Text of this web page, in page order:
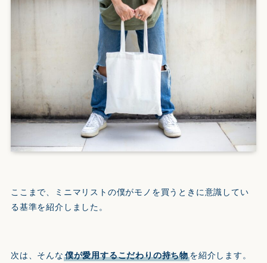
ここまで、ミニマリストの僕がモノを買うときに意識してい
る基準を紹介しました。
次は、そんな 僕が愛用するこだわりの持ち物を紹介します。